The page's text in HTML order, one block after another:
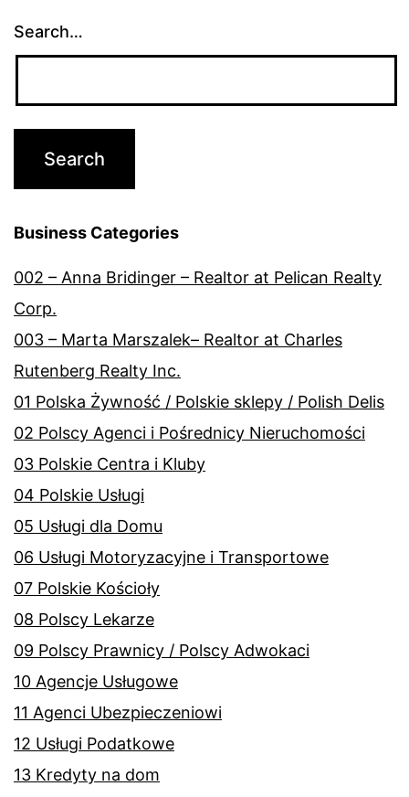
Search…
Business Categories
002 – Anna Bridinger – Realtor at Pelican Realty
Corp.
003 – Marta Marszalek– Realtor at Charles
Rutenberg Realty Inc.
01 Polska Żywność / Polskie sklepy / Polish Delis
02 Polscy Agenci i Pośrednicy Nieruchomości
03 Polskie Centra i Kluby
04 Polskie Usługi
05 Usługi dla Domu
06 Usługi Motoryzacyjne i Transportowe
07 Polskie Kościoły
08 Polscy Lekarze
09 Polscy Prawnicy / Polscy Adwokaci
10 Agencje Usługowe
11 Agenci Ubezpieczeniowi
12 Usługi Podatkowe
13 Kredyty na dom